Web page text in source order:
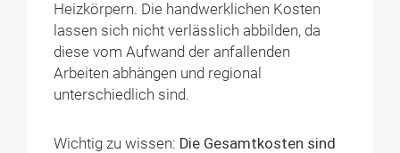
Heizkörpern. Die handwerklichen Kosten
lassen sich nicht verlässlich abbilden, da
diese vom Aufwand der anfallenden
Arbeiten abhängen und regional
unterschiedlich sind.
Wichtig zu wissen: Die Gesamtkosten sind